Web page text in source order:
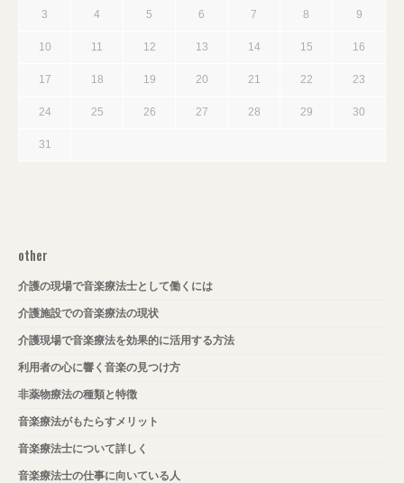
3 4 5 6 7 8 9
10 11 12 13 14 15 16
17 18 19 20 21 22 23
24 25 26 27 28 29 30
31
other
介護の現場で音楽療法士として働くには
介護施設での音楽療法の現状
介護現場で音楽療法を効果的に活用する方法
利用者の心に響く音楽の見つけ方
非薬物療法の種類と特徴
音楽療法がもたらすメリット
音楽療法士について詳しく
音楽療法士の仕事に向いている人